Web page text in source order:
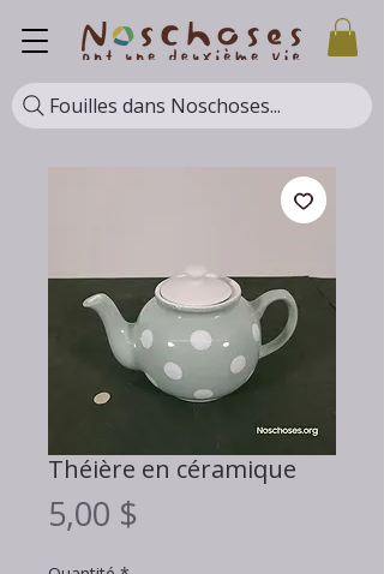
Fouilles dans Noschoses...
Théière en céramique
5,00 $